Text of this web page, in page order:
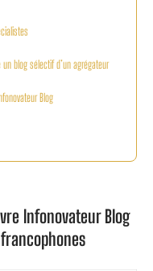
blog sélectif d’un agrégateur
Blog
Infonovateur Blog